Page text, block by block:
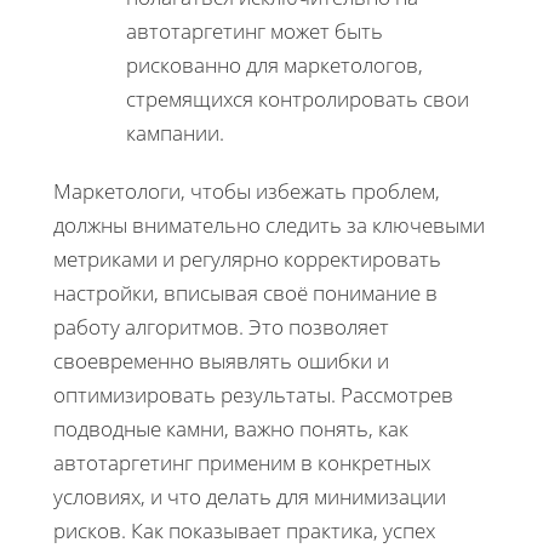
автотаргетинг может быть
рискованно для маркетологов,
стремящихся контролировать свои
кампании.
Маркетологи, чтобы избежать проблем,
должны внимательно следить за ключевыми
метриками и регулярно корректировать
настройки, вписывая своё понимание в
работу алгоритмов. Это позволяет
своевременно выявлять ошибки и
оптимизировать результаты. Рассмотрев
подводные камни, важно понять, как
автотаргетинг применим в конкретных
условиях, и что делать для минимизации
рисков. Как показывает практика, успех